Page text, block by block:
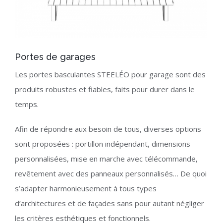
Portes de garages
Les portes basculantes STEELÉO pour garage sont des
produits robustes et fiables, faits pour durer dans le
temps.
Afin de répondre aux besoin de tous, diverses options
sont proposées : portillon indépendant, dimensions
personnalisées, mise en marche avec télécommande,
revêtement avec des panneaux personnalisés… De quoi
s’adapter harmonieusement à tous types
d’architectures et de façades sans pour autant négliger
les critères esthétiques et fonctionnels.